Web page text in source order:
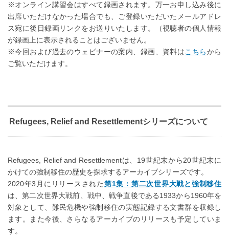
※オンライン講習会はすべて録画されます。万一お申し込み後に
出席いただけなかった場合でも、ご登録いただいたメールアドレ
ス宛に後日録画リンクをお送りいたします。（視聴者の個人情報
が録画上に表示されることはございません。
※今回および過去のウェビナーの案内、録画、資料はこちらから
ご覧いただけます。
Refugees, Relief and Resettlementシリーズについて
Refugees, Relief and Resettlementは、19世紀末から20世紀末に
かけての強制移住の歴史を探求するアーカイブシリーズです。
2020年3月にリリースされた第1集：第二次世界大戦と強制移住
は、第二次世界大戦前、戦中、戦争直後である1933から1960年を
対象として、難民危機や強制移住の実態記録する文書群を収録し
ます。また今後、さらなるアーカイブのリリースも予定していま
す。